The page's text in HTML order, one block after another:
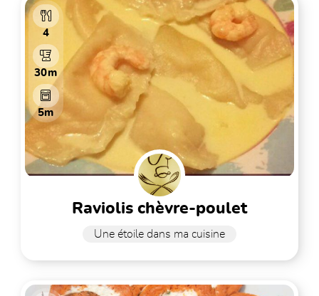
4
30m
5m
raviolis chèvre-poulet
Une étoile dans ma cuisine